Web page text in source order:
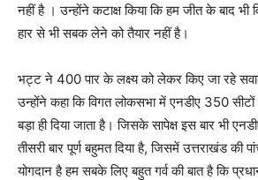
नहीं है । उन्होंने कटाक्ष किया कि हम जीत के बाद भी
हार से भी सबक लेने को तैयार नहीं है।
भट्ट ने 400 पार के लक्ष्य को लेकर किए जा रहे
उन्होंने कहा कि विगत लोकसभा में एनडीए 350 सीटों
बड़ा ही दिया जाता है। जिसके सापेक्ष इस बार भी
तीसरी बार पूर्ण बहुमत दिया है, जिसमें उत्तराखंड की
योगदान है हम सबके लिए बहुत गर्व की बात है कि